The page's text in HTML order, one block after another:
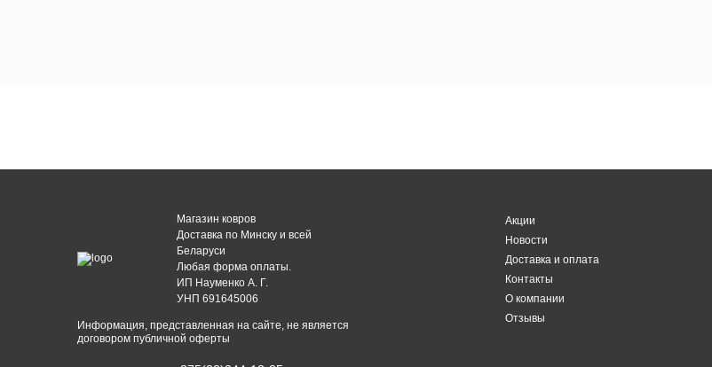
Магазин ковров
Доставка по Минску и всей
Беларуси
Любая форма оплаты.
ИП Науменко А. Г.
УНП 691645006
Информация, представленная на сайте, не является
договором публичной оферты
Акции
Новости
Доставка и оплата
Контакты
О компании
Отзывы